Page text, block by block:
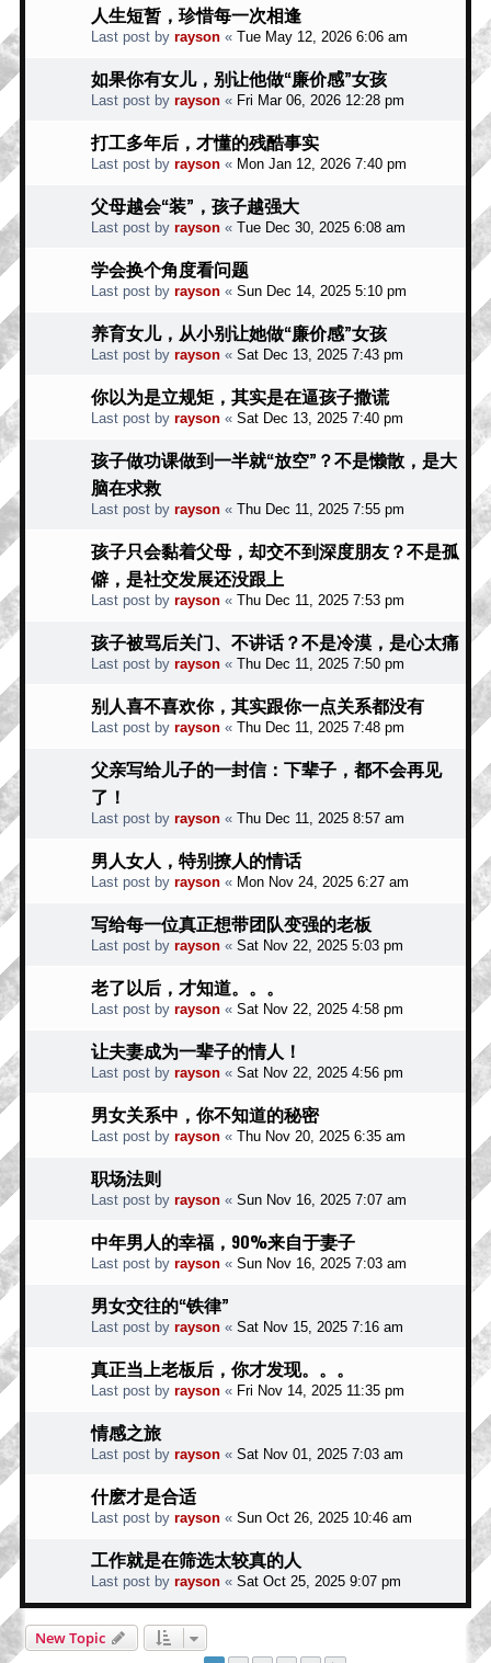
人生短暂，珍惜每一次相逢
Last post by rayson « Tue May 12, 2026 6:06 am
如果你有女儿，别让他做“廉价感”女孩
Last post by rayson « Fri Mar 06, 2026 12:28 pm
打工多年后，才懂的残酷事实
Last post by rayson « Mon Jan 12, 2026 7:40 pm
父母越会“装”，孩子越强大
Last post by rayson « Tue Dec 30, 2025 6:08 am
学会换个角度看问题
Last post by rayson « Sun Dec 14, 2025 5:10 pm
养育女儿，从小别让她做“廉价感”女孩
Last post by rayson « Sat Dec 13, 2025 7:43 pm
你以为是立规矩，其实是在逼孩子撒谎
Last post by rayson « Sat Dec 13, 2025 7:40 pm
孩子做功课做到一半就“放空”？不是懒散，是大
脑在求救
Last post by rayson « Thu Dec 11, 2025 7:55 pm
孩子只会黏着父母，却交不到深度朋友？不是孤
僻，是社交发展还没跟上
Last post by rayson « Thu Dec 11, 2025 7:53 pm
孩子被骂后关门、不讲话？不是冷漠，是心太痛
Last post by rayson « Thu Dec 11, 2025 7:50 pm
别人喜不喜欢你，其实跟你一点关系都没有
Last post by rayson « Thu Dec 11, 2025 7:48 pm
父亲写给儿子的一封信：下辈子，都不会再见
了！
Last post by rayson « Thu Dec 11, 2025 8:57 am
男人女人，特别撩人的情话
Last post by rayson « Mon Nov 24, 2025 6:27 am
写给每一位真正想带团队变强的老板
Last post by rayson « Sat Nov 22, 2025 5:03 pm
老了以后，才知道。。。
Last post by rayson « Sat Nov 22, 2025 4:58 pm
让夫妻成为一辈子的情人！
Last post by rayson « Sat Nov 22, 2025 4:56 pm
男女关系中，你不知道的秘密
Last post by rayson « Thu Nov 20, 2025 6:35 am
职场法则
Last post by rayson « Sun Nov 16, 2025 7:07 am
中年男人的幸福，90%来自于妻子
Last post by rayson « Sun Nov 16, 2025 7:03 am
男女交往的“铁律”
Last post by rayson « Sat Nov 15, 2025 7:16 am
真正当上老板后，你才发现。。。
Last post by rayson « Fri Nov 14, 2025 11:35 pm
情感之旅
Last post by rayson « Sat Nov 01, 2025 7:03 am
什麽才是合适
Last post by rayson « Sun Oct 26, 2025 10:46 am
工作就是在筛选太较真的人
Last post by rayson « Sat Oct 25, 2025 9:07 pm
New Topic